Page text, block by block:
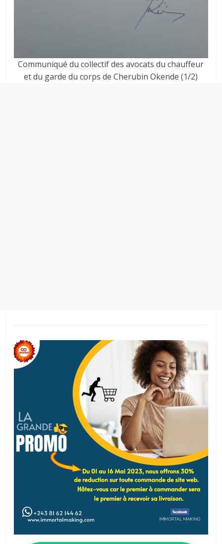
Communiqué du collectif des avocats du chauffeur
et du garde du corps de Cherubin Okende (1/2)